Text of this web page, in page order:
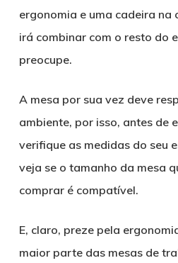
ergonomia e uma cadeira
irá combinar com o resto do
preocupe.
A mesa por sua vez deve
ambiente, por isso, antes de
verifique as medidas do seu
veja se o tamanho da mesa
comprar é compatível.
E, claro, preze pela
maior parte das mesas de